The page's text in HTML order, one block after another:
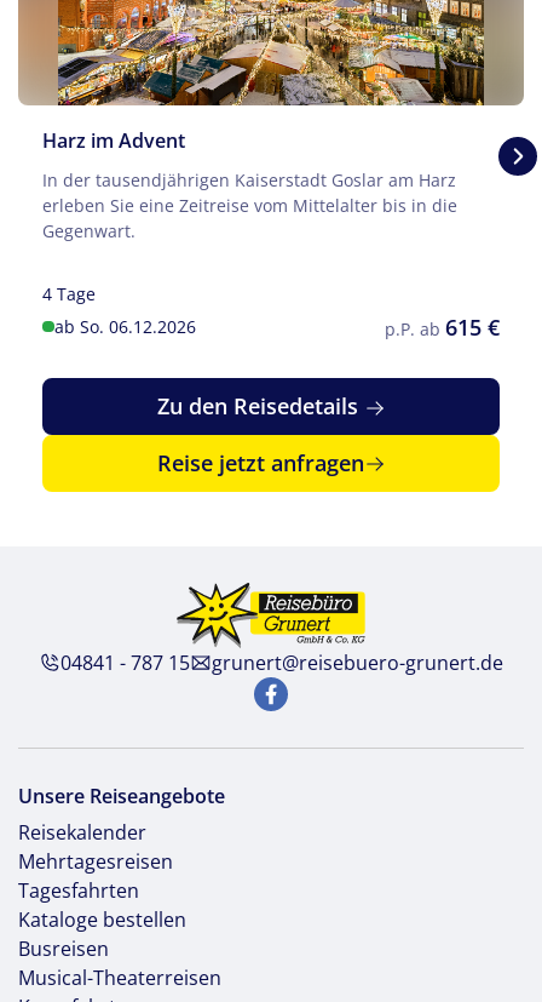
Harz im Advent
In der tausendjährigen Kaiserstadt Goslar am Harz
erleben Sie eine Zeitreise vom Mittelalter bis in die
Gegenwart.
4 Tage
ab So. 06.12.2026
p.P. ab 615 €
Zu den Reisedetails
Reise jetzt anfragen
04841 - 787 15 grunert@reisebuero-grunert.de
Unsere Reiseangebote
Reisekalender
Mehrtagesreisen
Tagesfahrten
Kataloge bestellen
Busreisen
Musical-Theaterreisen